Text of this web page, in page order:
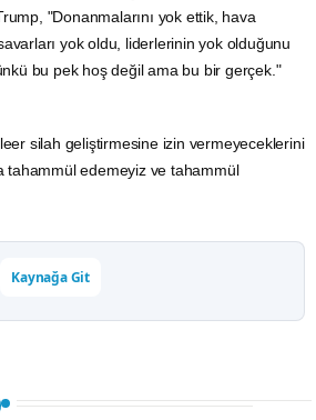
"Donanmalarını yok ettik, hava
yok oldu, liderlerinin yok olduğunu
bu pek hoş değil ama bu bir gerçek."
silah geliştirmesine izin vermeyeceklerini
tahammül edemeyiz ve tahammül
Kaynağa Git